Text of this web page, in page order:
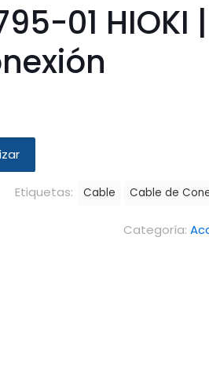
01
Etiquetas: Cable Cable de
Categoría: